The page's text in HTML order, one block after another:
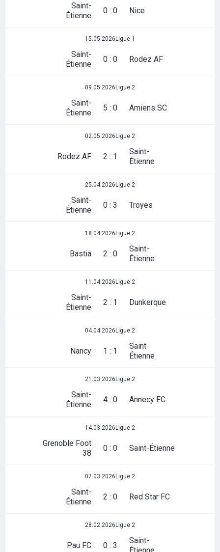
Saint-
Étienne
0 : 0 Nice
15.05.2026 Ligue 1
Saint-
Étienne
0 : 0 Rodez AF
09.05.2026 Ligue 2
Saint-
Étienne
5 : 0 Amiens SC
02.05.2026 Ligue 2
Rodez AF 2 : 1
Saint-
Étienne
25.04.2026 Ligue 2
Saint-
Étienne
0 : 3 Troyes
18.04.2026 Ligue 2
Bastia 2 : 0
Saint-
Étienne
11.04.2026 Ligue 2
Saint-
Étienne
2 : 1 Dunkerque
04.04.2026 Ligue 2
Nancy 1 : 1
Saint-
Étienne
21.03.2026 Ligue 2
Saint-
Étienne
4 : 0 Annecy FC
14.03.2026 Ligue 2
Grenoble Foot
38
0 : 0 Saint-Étienne
07.03.2026 Ligue 2
Saint-
Étienne
2 : 0 Red Star FC
28.02.2026 Ligue 2
Pau FC 0 : 3
Saint-